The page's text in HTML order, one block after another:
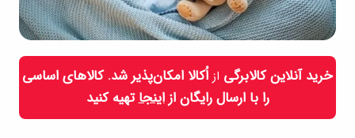
خرید آنلاین کالابرگی از اُکالا امکان‌پذیر شد. کالاهای اساسی
را با ارسال رایگان ازاینجاتهیه کنید